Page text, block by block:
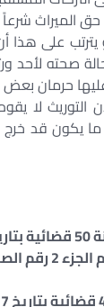
الميراث شرعاً
على هذا
صحته لأحد
حرمان بعض
التوريث لا
يكون قد خرج